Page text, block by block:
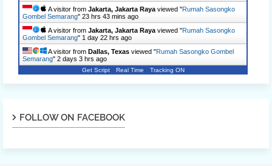
A visitor from Jakarta, Jakarta Raya viewed "Rumah Sasongko
Gombel Semarang" 23 hrs 44 mins ago
A visitor from Jakarta, Jakarta Raya viewed "Rumah Sasongko
Gombel Semarang" 1 day 22 hrs ago
A visitor from Dallas, Texas viewed "Rumah Sasongko Gombel
Semarang" 2 days 3 hrs ago
Get Script Real Time Tracking ON
FOLLOW ON FACEBOOK